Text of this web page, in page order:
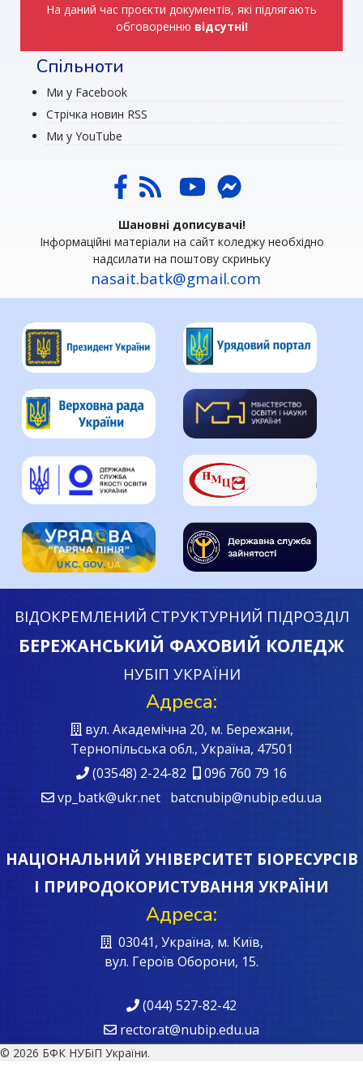
На даний час проєкти документів, які підлягають
обговоренню відсутні!
Спільноти
Ми у Facebook
Стрічка новин RSS
Ми у YouTube
Шановні дописувачі!
Інформаційні матеріали на сайт коледжу необхідно
надсилати на поштову скриньку
nasait.batk@gmail.com
ВІДОКРЕМЛЕНИЙ СТРУКТУРНИЙ ПІДРОЗДІЛ
БЕРЕЖАНСЬКИЙ ФАХОВИЙ КОЛЕДЖ
НУБІП УКРАЇНИ
Адреса:
вул. Академічна 20, м. Бережани,
Тернопільська обл., Україна, 47501
(03548) 2-24-82
096 760 79 16
vp_batk@ukr.net batcnubip@nubip.edu.ua
НАЦІОНАЛЬНИЙ УНІВЕРСИТЕТ БІОРЕСУРСІВ
І ПРИРОДОКОРИСТУВАННЯ УКРАЇНИ
Адреса:
03041, Україна, м. Київ,
вул. Героїв Oборони, 15.
(044) 527-82-42
rectorat@nubip.edu.ua
© 2026 БФК НУБіП України.